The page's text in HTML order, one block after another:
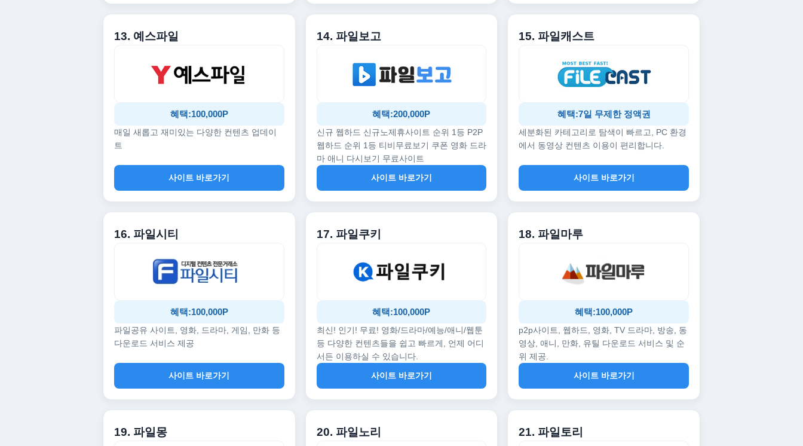
13. 예스파일
혜택:100,000P
매일 새롭고 재미있는 다양한 컨텐츠 업데이
트
사이트 바로가기
14. 파일보고
혜택:200,000P
신규 웹하드 신규노제휴사이트 순위 1등 P2P
웹하드 순위 1등 티비무료보기 쿠폰 영화 드라
마 애니 다시보기 무료사이트
사이트 바로가기
15. 파일캐스트
혜택:7일 무제한 정액권
세분화된 카테고리로 탐색이 빠르고, PC 환경
에서 동영상 컨텐츠 이용이 편리합니다.
사이트 바로가기
16. 파일시티
혜택:100,000P
파일공유 사이트, 영화, 드라마, 게임, 만화 등
다운로드 서비스 제공
사이트 바로가기
17. 파일쿠키
혜택:100,000P
최신! 인기! 무료! 영화/드라마/예능/애니/웹툰
등 다양한 컨텐츠들을 쉽고 빠르게, 언제 어디
서든 이용하실 수 있습니다.
사이트 바로가기
18. 파일마루
혜택:100,000P
p2p사이트, 웹하드, 영화, TV 드라마, 방송, 동
영상, 애니, 만화, 유틸 다운로드 서비스 및 순
위 제공.
사이트 바로가기
19. 파일몽 20. 파일노리 21. 파일토리